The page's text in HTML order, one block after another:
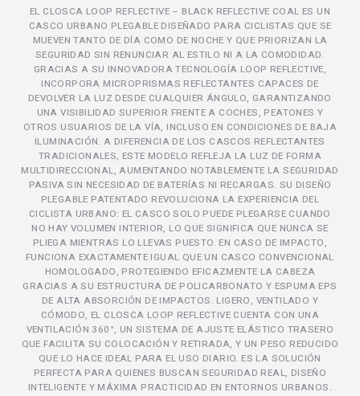
EL CLOSCA LOOP REFLECTIVE – BLACK REFLECTIVE COAL ES UN
CASCO URBANO PLEGABLE DISEÑADO PARA CICLISTAS QUE SE
MUEVEN TANTO DE DÍA COMO DE NOCHE Y QUE PRIORIZAN LA
SEGURIDAD SIN RENUNCIAR AL ESTILO NI A LA COMODIDAD.
GRACIAS A SU INNOVADORA TECNOLOGÍA LOOP REFLECTIVE,
INCORPORA MICROPRISMAS REFLECTANTES CAPACES DE
DEVOLVER LA LUZ DESDE CUALQUIER ÁNGULO, GARANTIZANDO
UNA VISIBILIDAD SUPERIOR FRENTE A COCHES, PEATONES Y
OTROS USUARIOS DE LA VÍA, INCLUSO EN CONDICIONES DE BAJA
ILUMINACIÓN. A DIFERENCIA DE LOS CASCOS REFLECTANTES
TRADICIONALES, ESTE MODELO REFLEJA LA LUZ DE FORMA
MULTIDIRECCIONAL, AUMENTANDO NOTABLEMENTE LA SEGURIDAD
PASIVA SIN NECESIDAD DE BATERÍAS NI RECARGAS. SU DISEÑO
PLEGABLE PATENTADO REVOLUCIONA LA EXPERIENCIA DEL
CICLISTA URBANO: EL CASCO SOLO PUEDE PLEGARSE CUANDO
NO HAY VOLUMEN INTERIOR, LO QUE SIGNIFICA QUE NUNCA SE
PLIEGA MIENTRAS LO LLEVAS PUESTO. EN CASO DE IMPACTO,
FUNCIONA EXACTAMENTE IGUAL QUE UN CASCO CONVENCIONAL
HOMOLOGADO, PROTEGIENDO EFICAZMENTE LA CABEZA
GRACIAS A SU ESTRUCTURA DE POLICARBONATO Y ESPUMA EPS
DE ALTA ABSORCIÓN DE IMPACTOS. LIGERO, VENTILADO Y
CÓMODO, EL CLOSCA LOOP REFLECTIVE CUENTA CON UNA
VENTILACIÓN 360°, UN SISTEMA DE AJUSTE ELÁSTICO TRASERO
QUE FACILITA SU COLOCACIÓN Y RETIRADA, Y UN PESO REDUCIDO
QUE LO HACE IDEAL PARA EL USO DIARIO. ES LA SOLUCIÓN
PERFECTA PARA QUIENES BUSCAN SEGURIDAD REAL, DISEÑO
INTELIGENTE Y MÁXIMA PRACTICIDAD EN ENTORNOS URBANOS.